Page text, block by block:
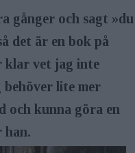
gånger och sagt »du
det är en bok på
klar vet jag inte
lite mer
och kunna göra en
han.